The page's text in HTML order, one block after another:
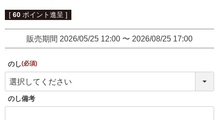
季節のかねささ（せり）
鯛めしの素
牛たん かねざき 牛たん メンチ
[ 60 ポイント進呈 ]
販売期間 2026/05/25 12:00 〜 2026/08/25 17:00
のし
(必須)
のし備考